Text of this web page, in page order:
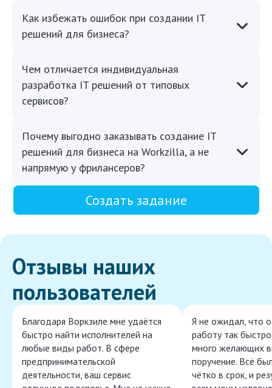
Как избежать ошибок при создании IT
решений для бизнеса?
Чем отличается индивидуальная
разработка IT решений от типовых
сервисов?
Почему выгодно заказывать создание IT
решений для бизнеса на Workzilla, а не
напрямую у фрилансеров?
Создать задание
Отзывы наших
пользователей
Благодаря Воркзиле мне удаётся
быстро найти исполнителей на
любые виды работ. В сфере
предпринимательской
деятельности, ваш сервис
Я не ожидал, что
работу так
много желающих
поручение. Всё
чётко в срок, и